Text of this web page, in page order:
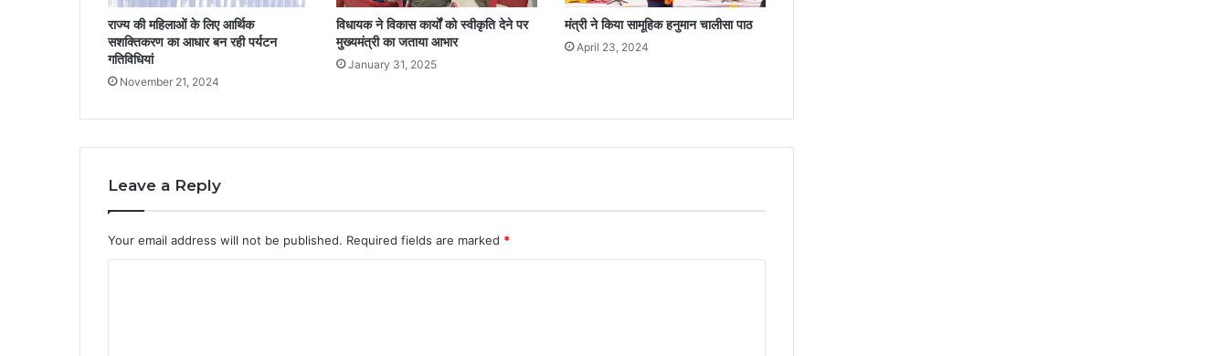
राज्य की महिलाओं के लिए आर्थिक
सशक्तिकरण का आधार बन रही पर्यटन
गतिविधियां
November 21, 2024
विधायक ने विकास कार्यों को स्वीकृति देने पर
मुख्यमंत्री का जताया आभार
January 31, 2025
मंत्री ने किया सामूहिक हनुमान चालीसा पाठ
April 23, 2024
Leave a Reply
Your email address will not be published. Required fields are marked *